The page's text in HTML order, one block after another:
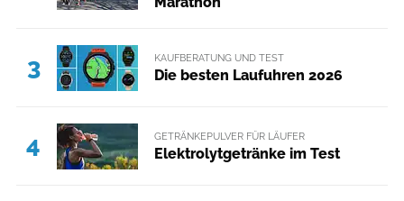
3 KAUFBERATUNG UND TEST
Die besten Laufuhren 2026
4 GETRÄNKEPULVER FÜR LÄUFER
Elektrolytgetränke im Test